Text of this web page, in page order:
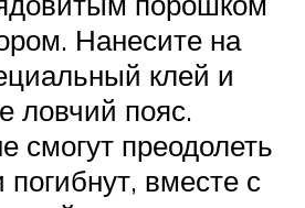
Нанесите на
клей и
ловчий пояс.
смогут преодолеть
погибнут, вместе с